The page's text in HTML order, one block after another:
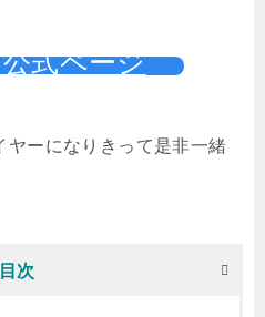
式ページ
ヤーになりきって是非一緒
目次